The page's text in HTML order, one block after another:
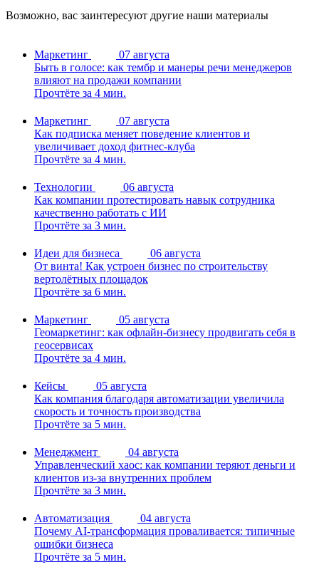
Возможно, вас заинтересуют другие наши материалы
Маркетинг
07 августа
Быть в голосе: как тембр и манеры речи менеджеров
влияют на продажи компании
Прочтёте за 4 мин.
Маркетинг
07 августа
Как подписка меняет поведение клиентов и
увеличивает доход фитнес-клуба
Прочтёте за 4 мин.
Технологии
06 августа
Как компании протестировать навык сотрудника
качественно работать с ИИ
Прочтёте за 3 мин.
Идеи для бизнеса
06 августа
От винта! Как устроен бизнес по строительству
вертолётных площадок
Прочтёте за 6 мин.
Маркетинг
05 августа
Геомаркетинг: как офлайн-бизнесу продвигать себя в
геосервисах
Прочтёте за 4 мин.
Кейсы
05 августа
Как компания благодаря автоматизации увеличила
скорость и точность производства
Прочтёте за 5 мин.
Менеджмент
04 августа
Управленческий хаос: как компании теряют деньги и
клиентов из-за внутренних проблем
Прочтёте за 3 мин.
Автоматизация
04 августа
Почему AI-трансформация проваливается: типичные
ошибки бизнеса
Прочтёте за 5 мин.